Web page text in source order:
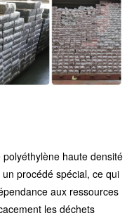
haute densité
procédé spécial, ce qui
aux ressources
les déchets